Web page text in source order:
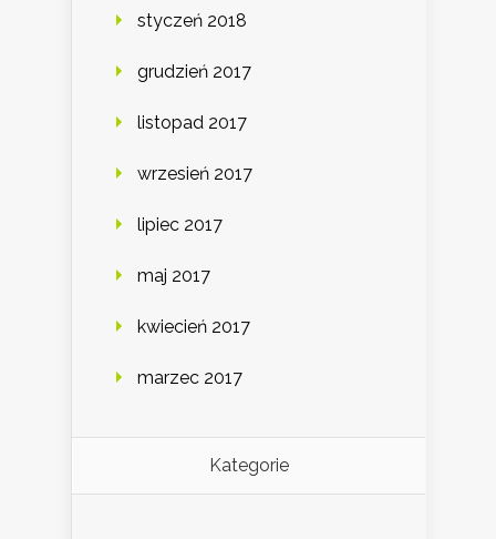
styczeń 2018
grudzień 2017
listopad 2017
wrzesień 2017
lipiec 2017
maj 2017
kwiecień 2017
marzec 2017
Kategorie